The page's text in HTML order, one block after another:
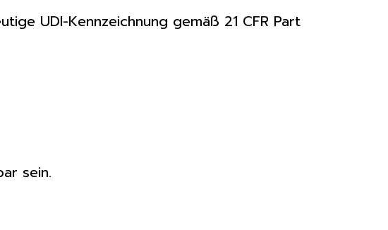
UDI-Kennzeichnung gemäß 21 CFR Part
sein.